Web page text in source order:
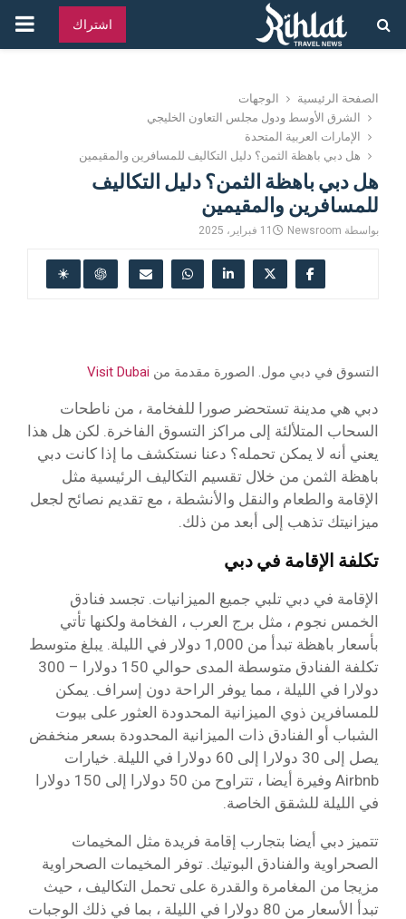
اشتراك
الصفحة الرئيسية
الوجهات
الشرق الأوسط ودول مجلس التعاون الخليجي
الإمارات العربية المتحدة
هل دبي باهظة الثمن؟ دليل التكاليف للمسافرين والمقيمين
هل دبي باهظة الثمن؟ دليل التكاليف
للمسافرين والمقيمين
بواسطة Newsroom 11 فبراير، 2025
التسوق في دبي مول. الصورة مقدمة من Visit Dubai
دبي هي مدينة تستحضر صورا للفخامة ، من ناطحات
السحاب المتلألئة إلى مراكز التسوق الفاخرة. لكن هل هذا
يعني أنه لا يمكن تحمله؟ دعنا نستكشف ما إذا كانت دبي
باهظة الثمن من خلال تقسيم التكاليف الرئيسية مثل
الإقامة والطعام والنقل والأنشطة ، مع تقديم نصائح لجعل
ميزانيتك تذهب إلى أبعد من ذلك.
تكلفة الإقامة في دبي
الإقامة في دبي تلبي جميع الميزانيات. تجسد فنادق
الخمس نجوم ، مثل برج العرب ، الفخامة ولكنها تأتي
بأسعار باهظة تبدأ من 1,000 دولار في الليلة. يبلغ متوسط
تكلفة الفنادق متوسطة المدى حوالي 150 دولارا – 300
دولارا في الليلة ، مما يوفر الراحة دون إسراف. يمكن
للمسافرين ذوي الميزانية المحدودة العثور على بيوت
الشباب أو الفنادق ذات الميزانية المحدودة بسعر منخفض
يصل إلى 30 دولارا إلى 60 دولارا في الليلة. خيارات
Airbnb وفيرة أيضا ، تتراوح من 50 دولارا إلى 150 دولارا
في الليلة للشقق الخاصة.
تتميز دبي أيضا بتجارب إقامة فريدة مثل المخيمات
الصحراوية والفنادق البوتيك. توفر المخيمات الصحراوية
مزيجا من المغامرة والقدرة على تحمل التكاليف ، حيث
تبدأ الأسعار من 80 دولارا في الليلة ، بما في ذلك الوجبات